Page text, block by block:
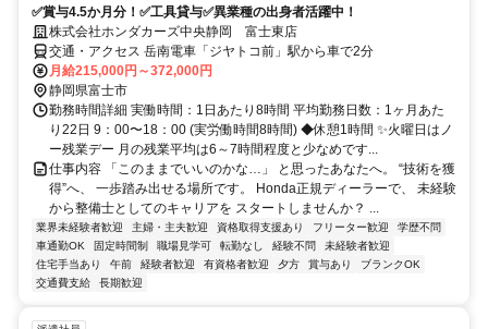
✅賞与4.5か月分！✅工具貸与✅異業種の出身者活躍中！
株式会社ホンダカーズ中央静岡 富士東店
交通・アクセス 岳南電車「ジヤトコ前」駅から車で2分
月給215,000円～372,000円
静岡県富士市
勤務時間詳細 実働時間：1日あたり8時間 平均勤務日数：1ヶ月あた
り22日 9：00〜18：00 (実労働時間8時間) ◆休憩1時間 ✨火曜日はノ
ー残業デー 月の残業平均は6～7時間程度と少なめです...
仕事内容 「このままでいいのかな…」 と思ったあなたへ。 “技術を獲
得”へ、 一歩踏み出せる場所です。 Honda正規ディーラーで、 未経験
から整備士としてのキャリアを スタートしませんか？ ...
業界未経験者歓迎 主婦・主夫歓迎 資格取得支援あり フリーター歓迎
学歴不問
車通勤OK
固定時間制 職場見学可 転勤なし 経験不問
未経験者歓迎
住宅手当あり
午前 経験者歓迎 有資格者歓迎 夕方 賞与あり
ブランクOK
交通費支給
長期歓迎